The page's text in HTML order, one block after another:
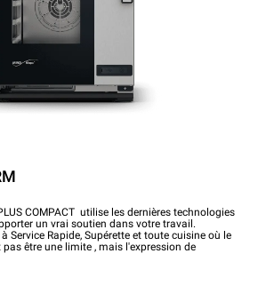
COMPACT utilise les dernières technologies
un vrai soutien dans votre travail.
Service Rapide, Supérette et toute cuisine où le
pas être une limite , mais l'expression de